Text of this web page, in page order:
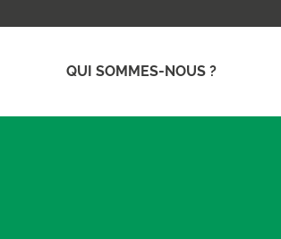
QUI SOMMES-NOUS ?